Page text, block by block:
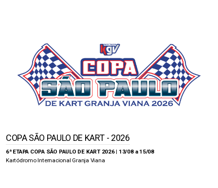
COPA SÃO PAULO DE KART - 2026
6ª ETAPA COPA SÃO PAULO DE KART 2026 | 13/08 a 15/08
Kartódromo Internacional Granja Viana